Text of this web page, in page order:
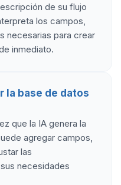
de su flujo
los campos,
necesarias para crear
inmediato.
la base de datos
que la IA genera la
agregar campos,
las
necesidades